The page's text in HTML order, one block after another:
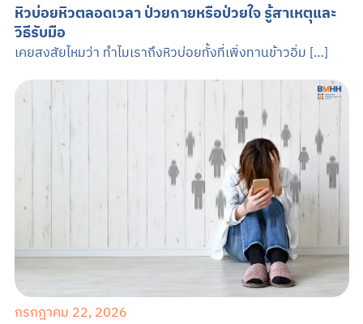
หิวบ่อยหิวตลอดเวลา ป่วยกายหรือป่วยใจ รู้สาเหตุและ
วิธีรับมือ
เคยสงสัยไหมว่า ทำไมเราถึงหิวบ่อยทั้งที่เพิ่งทานข้าวอิ่ม […]
กรกฎาคม 22, 2026